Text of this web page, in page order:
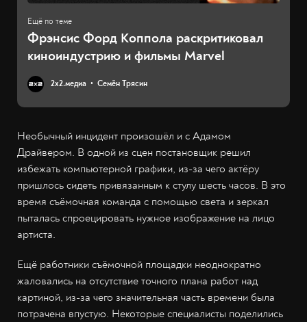
Фрэнсис Форд Коппола раскритиковал
киноиндустрию и фильмы Marvel
2х2.медиа Семён Трясин
Необычный инцидент произошёл и с Адамом
Драйвером. В одной из сцен постановщик решил
избежать компьютерной графики, из-за чего актёру
пришлось сидеть привязанным к стулу шесть часов. В это
время съёмочная команда с помощью света и зеркал
пыталась спроецировать нужное изображение на лицо
артиста.
Ещё работники съёмочной площадки неоднократно
жаловались на отсутствие точного плана работ над
картиной, из-за чего значительная часть времени была
потрачена впустую. Некоторые специалисты поделились